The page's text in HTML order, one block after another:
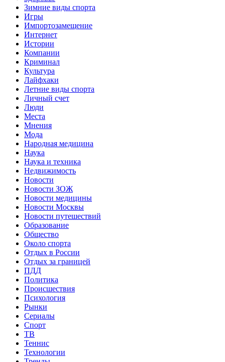
Зимние виды спорта
Игры
Импортозамещение
Интернет
Истории
Компании
Криминал
Культура
Лайфхаки
Летние виды спорта
Личный счет
Люди
Места
Мнения
Мода
Народная медицина
Наука
Наука и техника
Недвижимость
Новости
Новости ЗОЖ
Новости медицины
Новости Москвы
Новости путешествий
Образование
Общество
Около спорта
Отдых в России
Отдых за границей
ПДД
Политика
Происшествия
Психология
Рынки
Сериалы
Спорт
ТВ
Теннис
Технологии